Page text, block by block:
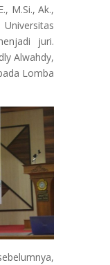
M.Si., Ak.,
juri.
Alwahdy,
Lomba